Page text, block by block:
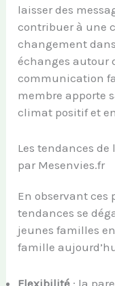
laisser des
contribuer à une
changement
échanges autour
communication
membre apporte
climat positif et
Les tendances
par Mesenvies.fr
En observant ces
tendances se
jeunes familles
famille
Flexibilité : la